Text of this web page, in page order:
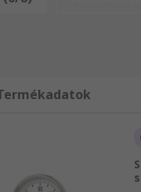
Az RS Informatikai
Informatikai
Amennyiben a
állnak az Ön